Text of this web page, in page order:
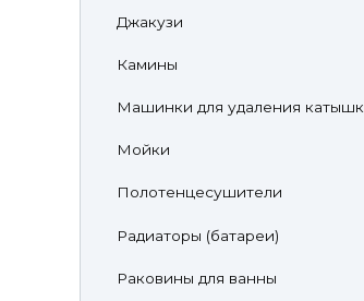
Джакузи
Камины
Машинки для удаления
Мойки
Полотенцесушители
Радиаторы (батареи)
Раковины для ванны